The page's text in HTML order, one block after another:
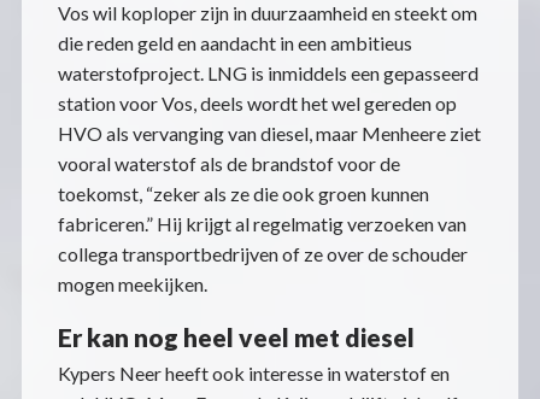
Vos wil koploper zijn in duurzaamheid en steekt om
die reden geld en aandacht in een ambitieus
waterstofproject. LNG is inmiddels een gepasseerd
station voor Vos, deels wordt het wel gereden op
HVO als vervanging van diesel, maar Menheere ziet
vooral waterstof als de brandstof voor de
toekomst, “zeker als ze die ook groen kunnen
fabriceren.” Hij krijgt al regelmatig verzoeken van
collega transportbedrijven of ze over de schouder
mogen meekijken.
Er kan nog heel veel met diesel
Kypers Neer heeft ook interesse in waterstof en